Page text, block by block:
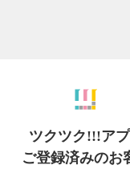
ツクツク!!!アプ
ご登録済みのお